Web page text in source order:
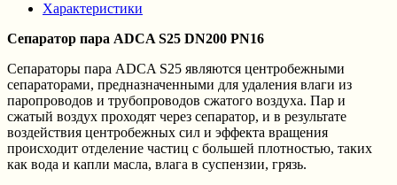
Характеристики
Сепаратор пара ADCA S25 DN200 PN16
Сепараторы пара ADCA S25 являются центробежными
сепараторами, предназначенными для удаления влаги из
паропроводов и трубопроводов сжатого воздуха. Пар и
сжатый воздух проходят через сепаратор, и в результате
воздействия центробежных сил и эффекта вращения
происходит отделение частиц с большей плотностью, таких
как вода и капли масла, влага в суспензии, грязь.